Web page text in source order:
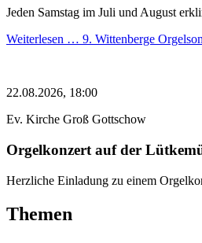
Jeden Samstag im Juli und August
Weiterlesen … 9. Wittenberge
22.08.2026, 18:00
Ev. Kirche Groß Gottschow
Orgelkonzert auf der
Herzliche Einladung zu einem
Themen